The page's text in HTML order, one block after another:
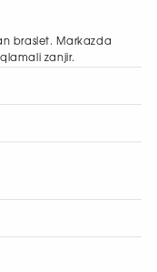
braslet. Markazda
zanjir.